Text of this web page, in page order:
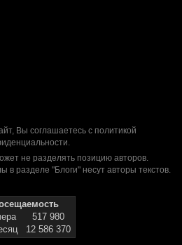
Вы соглашаетесь с политикой
.
не разделять позицию авторов.
в разделе "Блоги" несут авторы текстов.
517 980
12 586 370